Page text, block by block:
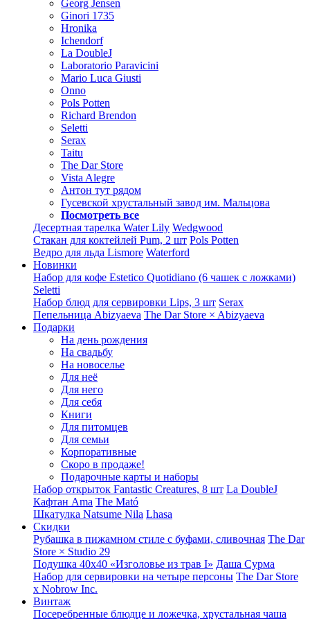
Georg Jensen
Ginori 1735
Hronika
Ichendorf
La DoubleJ
Laboratorio Paravicini
Mario Luca Giusti
Onno
Pols Potten
Richard Brendon
Seletti
Serax
Taitu
The Dar Store
Vista Alegre
Антон тут рядом
Гусевской хрустальный завод им. Мальцова
Посмотреть все
Десертная тарелка Water Lily Wedgwood
Стакан для коктейлей Pum, 2 шт Pols Potten
Ведро для льда Lismore Waterford
Новинки
Набор для кофе Estetico Quotidiano (6 чашек с ложками)
Seletti
Набор блюд для сервировки Lips, 3 шт Serax
Пепельница Abizyaeva The Dar Store × Abizyaeva
Подарки
На день рождения
На свадьбу
На новоселье
Для неё
Для него
Для себя
Книги
Для питомцев
Для семьи
Корпоративные
Скоро в продаже!
Подарочные карты и наборы
Набор открыток Fantastic Creatures, 8 шт La DoubleJ
Кафтан Ama The Mató
Шкатулка Natsume Nila Lhasa
Скидки
Рубашка в пижамном стиле с буфами, сливочная The Dar
Store × Studio 29
Подушка 40x40 «Изголовье из трав I» Даша Сурма
Набор для сервировки на четыре персоны The Dar Store
х Nobrow Inc.
Винтаж
Посеребренные блюдце и ложечка, хрустальная чаша